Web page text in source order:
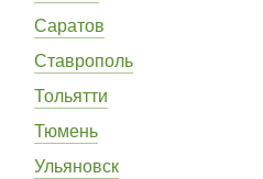
Саратов
Ставрополь
Тольятти
Тюмень
Ульяновск